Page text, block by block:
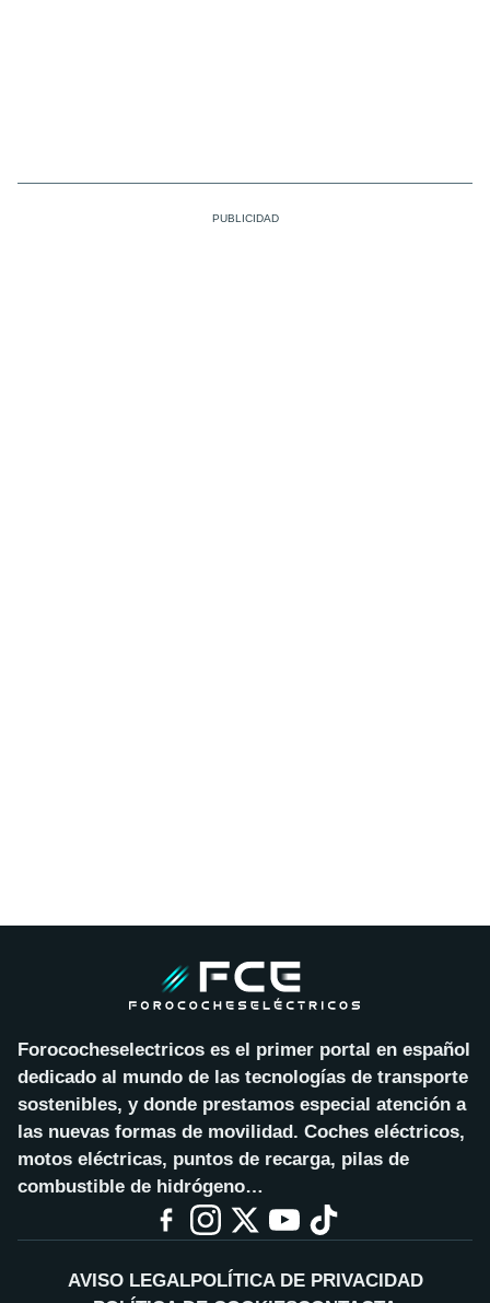
Forococheselectricos es el primer portal en español
dedicado al mundo de las tecnologías de transporte
sostenibles, y donde prestamos especial atención a
las nuevas formas de movilidad. Coches eléctricos,
motos eléctricas, puntos de recarga, pilas de
combustible de hidrógeno…
AVISO LEGALPOLÍTICA DE PRIVACIDAD